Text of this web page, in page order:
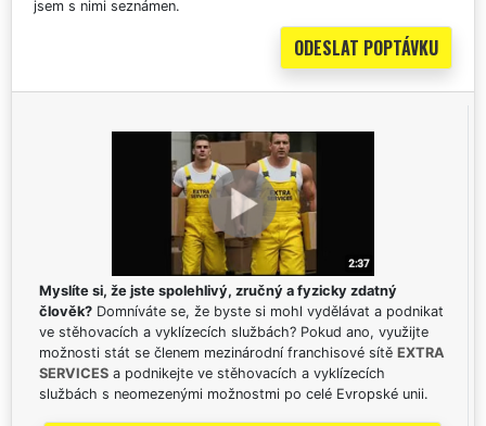
jsem s nimi seznámen.
Myslíte si, že jste spolehlivý, zručný a fyzicky zdatný
člověk? Domníváte se, že byste si mohl vydělávat a podnikat
ve stěhovacích a vyklízecích službách? Pokud ano, využijte
možnosti stát se členem mezinárodní franchisové sítě EXTRA
SERVICES a podnikejte ve stěhovacích a vyklízecích
službách s neomezenými možnostmi po celé Evropské unii.